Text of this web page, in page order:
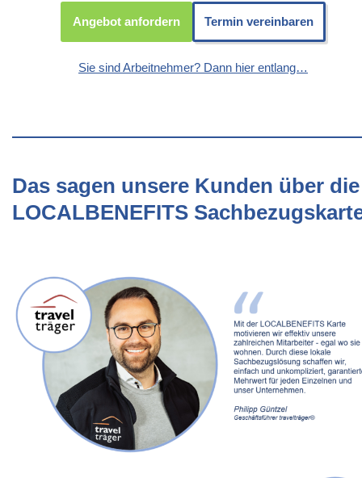
Angebot anfordern Termin vereinbaren
Sie sind Arbeitnehmer? Dann hier entlang…
Das sagen unsere Kunden über die
LOCALBENEFITS